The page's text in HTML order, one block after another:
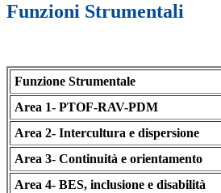
Funzioni Strumentali
Funzione Strumentale
Area 1- PTOF-RAV-PDM
Area 2- Intercultura e dispersione
Area 3- Continuità e orientamento
Area 4- BES, inclusione e disabilità